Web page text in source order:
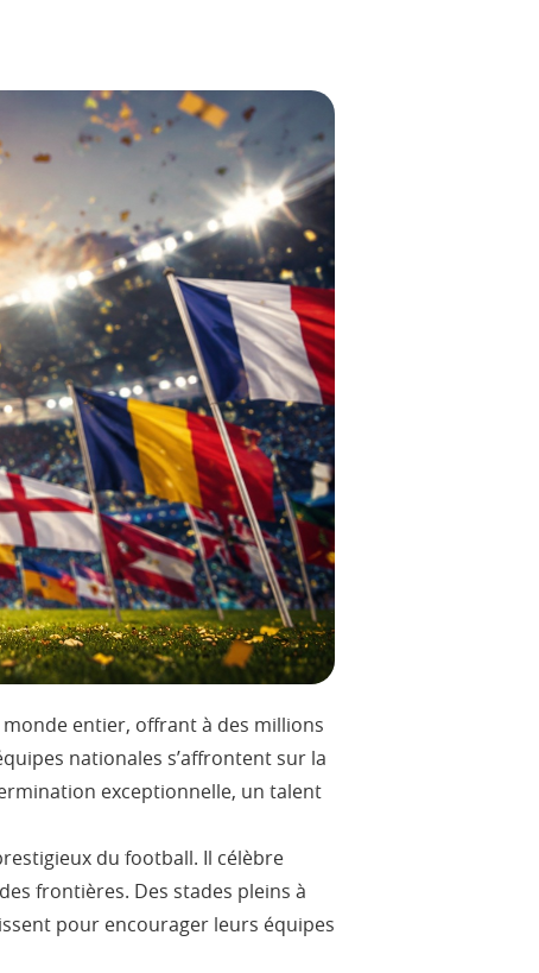
monde entier, offrant à des millions
nationales s’affrontent sur la
exceptionnelle, un talent
du football. Il célèbre
frontières. Des stades pleins à
pour encourager leurs équipes